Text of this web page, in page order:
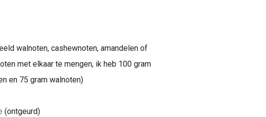
walnoten, cashewnoten, amandelen of
met elkaar te mengen, ik heb 100 gram
en 75 gram walnoten)
(ontgeurd)